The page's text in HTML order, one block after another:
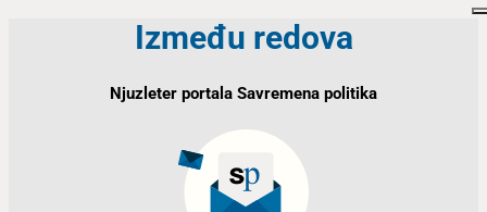
Između redova
Njuzleter portala Savremena politika